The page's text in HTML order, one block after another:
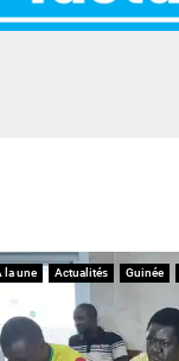
la une Actualités Guinée